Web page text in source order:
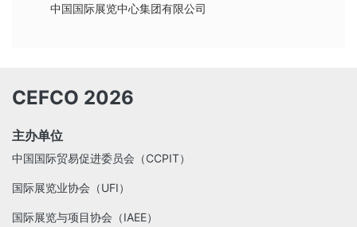
中国国际展览中心集团有限公司
CEFCO 2026
主办单位
中国国际贸易促进委员会（CCPIT）
国际展览业协会（UFI）
国际展览与项目协会（IAEE）